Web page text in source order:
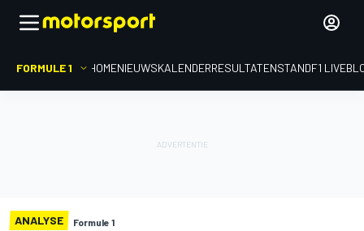
FORMULE 1 HOMENIEUWSKALENDERRESULTATENSTANDF1
ANALYSE Formule 1